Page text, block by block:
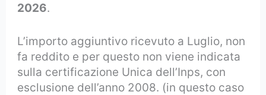
2026.
L’importo aggiuntivo ricevuto a Luglio, non
fa reddito e per questo non viene indicata
sulla certificazione Unica dell’Inps, con
esclusione dell’anno 2008. (in questo caso